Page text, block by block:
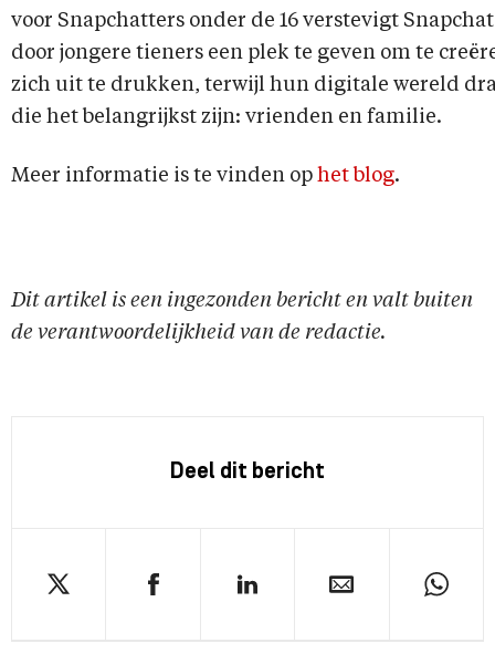
voor Snapchatters onder de 16 verstevigt
door jongere tieners een plek te geven om te
zich uit te drukken, terwijl hun digitale wereld
die het belangrijkst zijn: vrienden en familie.
Meer informatie is te vinden op het blog.
Dit artikel is een ingezonden bericht en valt buiten
de verantwoordelijkheid van de redactie.
Deel dit bericht